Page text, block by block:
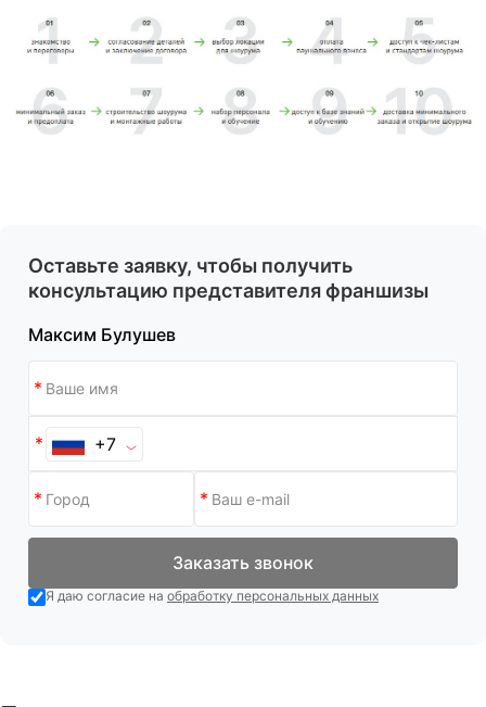
Оставьте заявку, чтобы получить
консультацию представителя франшизы
Максим Булушев
+7
Заказать звонок
Я даю согласие на обработку персональных данных